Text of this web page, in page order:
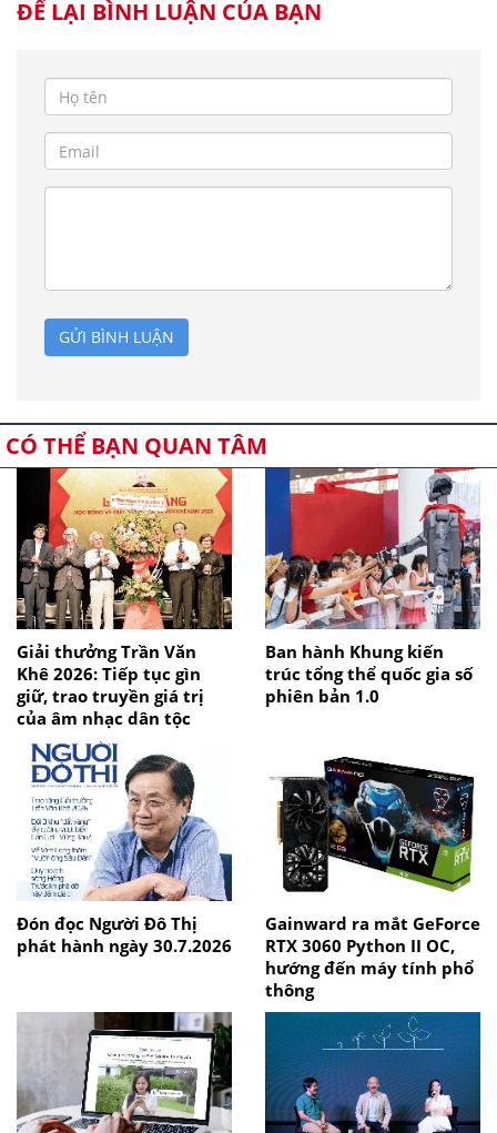
ĐỂ LẠI BÌNH LUẬN CỦA BẠN
GỬI BÌNH LUẬN
CÓ THỂ BẠN QUAN TÂM
Giải thưởng Trần Văn
Khê 2026: Tiếp tục gìn
giữ, trao truyền giá trị
của âm nhạc dân tộc
Ban hành Khung kiến
trúc tổng thể quốc gia số
phiên bản 1.0
Đón đọc Người Đô Thị
phát hành ngày 30.7.2026
Gainward ra mắt GeForce
RTX 3060 Python II OC,
hướng đến máy tính phổ
thông